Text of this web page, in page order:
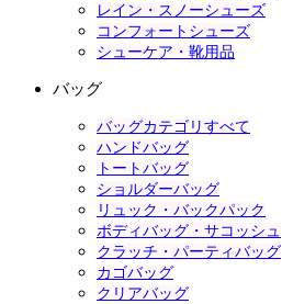
レイン・スノーシューズ
コンフォートシューズ
シューケア・靴用品
バッグ
バッグカテゴリすべて
ハンドバッグ
トートバッグ
ショルダーバッグ
リュック・バックパック
ボディバッグ・サコッシュ
クラッチ・パーティバッグ
カゴバッグ
クリアバッグ